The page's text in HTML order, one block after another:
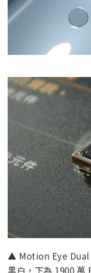
▲ Motion Eye Dual
黑白，下為 1900 萬